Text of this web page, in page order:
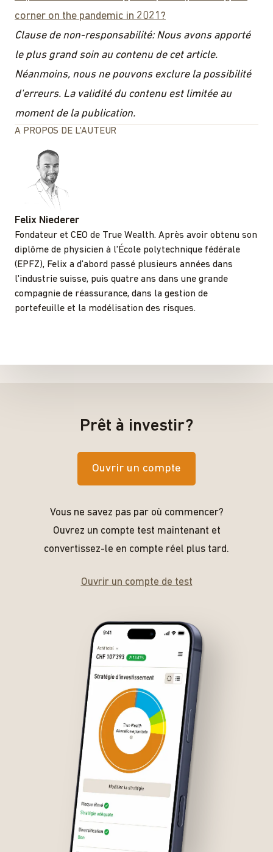
corner on the pandemic in 2021?
Clause de non-responsabilité: Nous avons apporté
le plus grand soin au contenu de cet article.
Néanmoins, nous ne pouvons exclure la possibilité
d'erreurs. La validité du contenu est limitée au
moment de la publication.
A PROPOS DE L'AUTEUR
Felix Niederer
Fondateur et CEO de True Wealth. Après avoir obtenu son
diplôme de physicien à l'École polytechnique fédérale
(EPFZ), Felix a d'abord passé plusieurs années dans
l'industrie suisse, puis quatre ans dans une grande
compagnie de réassurance, dans la gestion de
portefeuille et la modélisation des risques.
Prêt à investir?
Ouvrir un compte
Vous ne savez pas par où commencer?
Ouvrez un compte test maintenant et
convertissez-le en compte réel plus tard.
Ouvrir un compte de test